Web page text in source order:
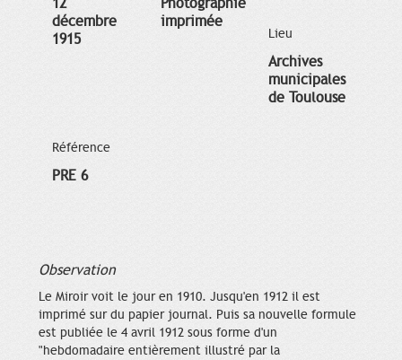
12
décembre
1915
Photographie
imprimée
Lieu
Archives
municipales
de Toulouse
Référence
PRE 6
Observation
Le Miroir voit le jour en 1910. Jusqu'en 1912 il est
imprimé sur du papier journal. Puis sa nouvelle formule
est publiée le 4 avril 1912 sous forme d'un
"hebdomadaire entièrement illustré par la